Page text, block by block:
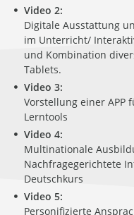
Video 2:
Digitale Ausstattung
im Unterricht/
und Kombination
Tablets.
Video 3:
Vorstellung einer
Lerntools
Video 4:
Multinationale
Nachfragegerichtete
Deutschkurs
Video 5:
Personifizierte